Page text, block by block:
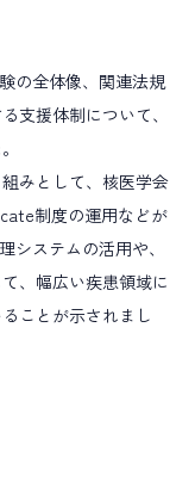
の全体像、関連法規
支援体制について、
みとして、核医学会
制度の運用などが
システムの活用や、
、幅広い疾患領域に
ことが示されまし